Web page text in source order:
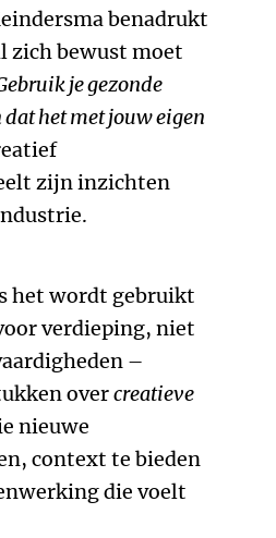
benadrukt
zich bewust moet
je gezonde
het met jouw eigen
zijn inzichten
het wordt gebruikt
verdieping, niet
–
overcreatieve
nieuwe
context te bieden
die voelt